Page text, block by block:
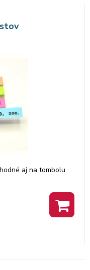
aj na tombolu